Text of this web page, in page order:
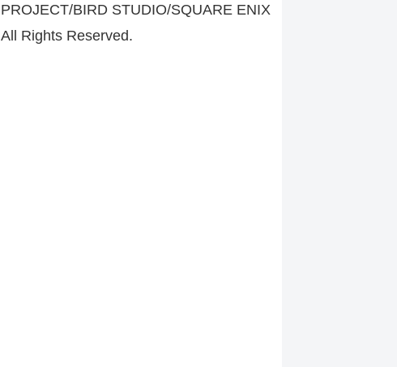
PROJECT/BIRD STUDIO/SQUARE ENIX
All Rights Reserved.